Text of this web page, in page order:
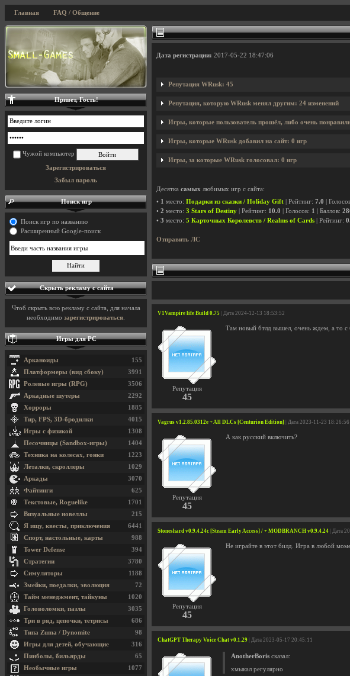
Главная FAQ / Общение
Дата регистрации: 2017-05-22 18:47:06
Репутация WRusk: 45
Репутация, которую WRusk менял другим: 24 изменений
Игры, которые пользователь прошёл, либо очень
Игры, которые WRusk добавил на сайт: 0 игр
Игры, за которые WRusk голосовал: 0 игр
Десятка самых любимых игр с сайта:
• 1 место: Подарки из сказки / Holiday Gift | Рейтинг: 7.0 |
• 2 место: 3 Stars of Destiny | Рейтинг: 10.0 | Голосов: 1 | Баллов:
• 3 место: 5 Карточных Королевств / Realms of Cards | Рейтинг:
Отправить ЛС
V1Vampire life Build 0.75 | Дата 2024-12-13 18:53:52
Репутация
45
Там новый бтлд вышел, очень ждем, а то с
Vagrus v1.2.85.0312e + All DLCs [Centurion Edition] | Дата 2023-11-23 18:26:56
Репутация
45
А как русский включить?
Stoneshard v0.9.4.24c [Steam Early Access] / + MODBRANCH v0.9.4.24 | Дата
Репутация
45
Не играйте в этот билд. Игра в любой
ChatGPT Therapy Voice Chat v0.1.29 | Дата 2023-05-17 20:45:11
AnotherBoris сказал:
хмыкал регулярно
Привет, Гость!
Чужой компьютер
Зарегистрироваться
Забыл пароль
Поиск игр
Поиск игр по названию
Расширенный Google-поиск
Скрыть рекламу с сайта
Чтоб скрыть всю рекламу с сайта, для начала
необходимо зарегистрироваться
Игры для PC
155
Арканоиды
3991
Платформеры (вид сбоку)
3506
Ролевые игры (RPG)
2292
Аркадные шутеры
1885
Хорроры
4015
Тир, FPS, 3D-бродилки
1308
Игры с физикой
1404
Песочницы (Sandbox-игры)
1223
Техника на колесах, гонки
1029
Леталки, скроллеры
3070
Аркады
625
Файтинги
1701
Текстовые, Roguelike
215
Визуальные новеллы
6441
Я ищу, квесты, приключения
988
Спорт, настольные, карты
394
Tower Defense
3780
Стратегии
1188
Симуляторы
72
Змейки, поедалки, эволюция
1020
Тайм менеджмент, тайкуны
3035
Головоломки, пазлы
686
Три в ряд, цепочки, тетрисы
98
Типа Zuma / Dynomite
316
Игры для детей, обучающие
65
Пинболы, бильярды
1077
Необычные игры